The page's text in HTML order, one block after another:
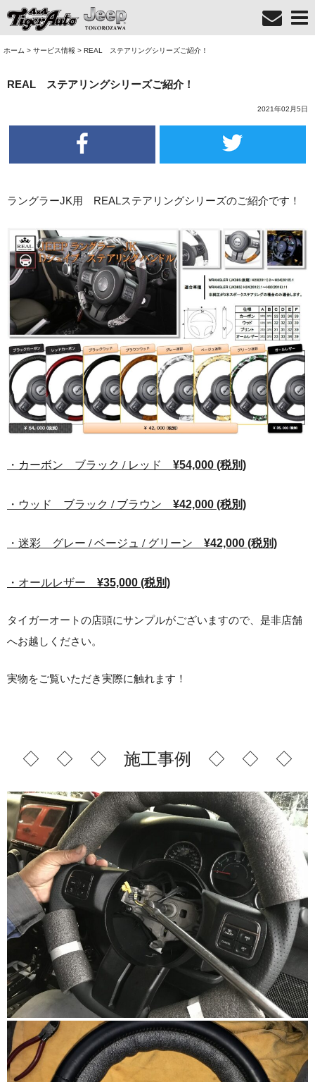
ホーム > サービス情報 > REAL ステアリングシリーズご紹介！
REAL ステアリングシリーズご紹介！
2021年02月5日
ラングラーJK用 REALステアリングシリーズのご紹介です！
・カーボン ブラック / レッド ¥54,000 (税別)
・ウッド ブラック / ブラウン ¥42,000 (税別)
・迷彩 グレー / ベージュ / グリーン ¥42,000 (税別)
・オールレザー ¥35,000 (税別)
タイガーオートの店頭にサンプルがございますので、是非店舗
へお越しください。
実物をご覧いただき実際に触れます！
◇ ◇ ◇ 施工事例 ◇ ◇ ◇